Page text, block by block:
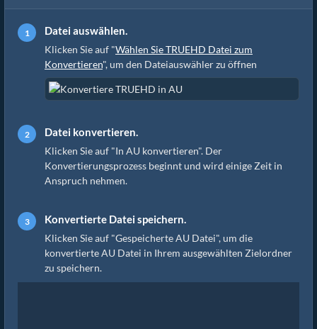
Datei auswählen.
Klicken Sie auf "Wählen Sie TRUEHD Datei zum
Konvertieren", um den Dateiauswähler zu öffnen
Datei konvertieren.
Klicken Sie auf "In AU konvertieren". Der
Konvertierungsprozess beginnt und wird einige Zeit in
Anspruch nehmen.
Konvertierte Datei speichern.
Klicken Sie auf "Gespeicherte AU Datei", um die
konvertierte AU Datei in Ihrem ausgewählten Zielordner
zu speichern.